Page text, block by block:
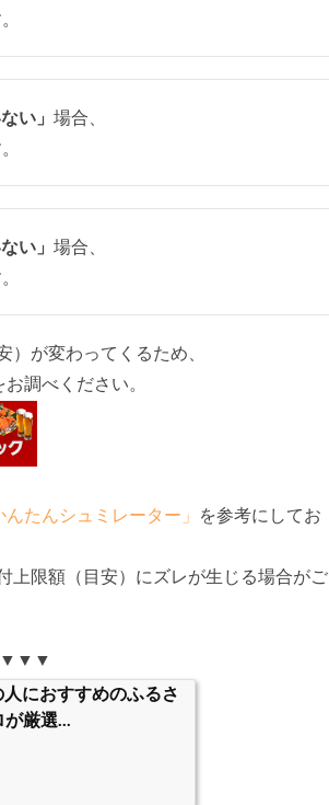
い」 場合、
い」 場合、
が変わってくるため、
調べください。
たんシュミレーター」 を参考にしてお
限額（目安）にズレが生じる場合がご
▼▼▼
人におすすめのふるさ
厳選...